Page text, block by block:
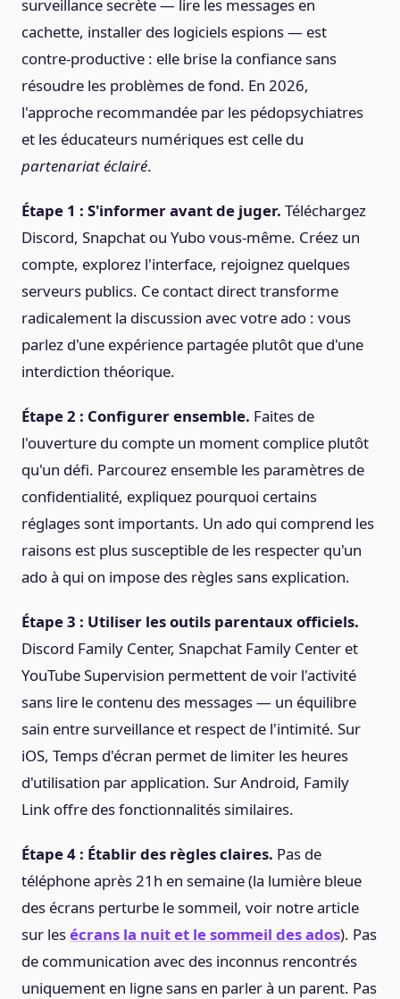
surveillance secrète — lire les messages en
cachette, installer des logiciels espions — est
contre-productive : elle brise la confiance sans
résoudre les problèmes de fond. En 2026,
l'approche recommandée par les pédopsychiatres
et les éducateurs numériques est celle du
partenariat éclairé.
Étape 1 : S'informer avant de juger. Téléchargez
Discord, Snapchat ou Yubo vous-même. Créez un
compte, explorez l'interface, rejoignez quelques
serveurs publics. Ce contact direct transforme
radicalement la discussion avec votre ado : vous
parlez d'une expérience partagée plutôt que d'une
interdiction théorique.
Étape 2 : Configurer ensemble. Faites de
l'ouverture du compte un moment complice plutôt
qu'un défi. Parcourez ensemble les paramètres de
confidentialité, expliquez pourquoi certains
réglages sont importants. Un ado qui comprend les
raisons est plus susceptible de les respecter qu'un
ado à qui on impose des règles sans explication.
Étape 3 : Utiliser les outils parentaux officiels.
Discord Family Center, Snapchat Family Center et
YouTube Supervision permettent de voir l'activité
sans lire le contenu des messages — un équilibre
sain entre surveillance et respect de l'intimité. Sur
iOS, Temps d'écran permet de limiter les heures
d'utilisation par application. Sur Android, Family
Link offre des fonctionnalités similaires.
Étape 4 : Établir des règles claires. Pas de
téléphone après 21h en semaine (la lumière bleue
des écrans perturbe le sommeil, voir notre article
sur lesécrans la nuit et le sommeil des ados). Pas
de communication avec des inconnus rencontrés
uniquement en ligne sans en parler à un parent. Pas